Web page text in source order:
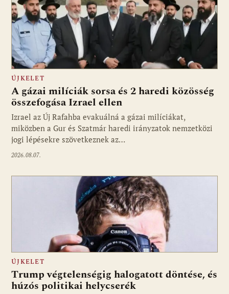
ÚJKELET
A gázai milíciák sorsa és 2 haredi közösség
összefogása Izrael ellen
Izrael az Új Rafahba evakuálná a gázai milíciákat,
miközben a Gur és Szatmár haredi irányzatok nemzetközi
jogi lépésekre szövetkeznek az…
2026.08.07.
ÚJKELET
Trump végtelenségig halogatott döntése, és
húzós politikai helycserék